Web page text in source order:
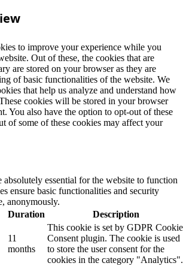
to improve your experience while you
Out of these, the cookies that are
are stored on your browser as they are
of basic functionalities of the website. We
that help us analyze and understand how
cookies will be stored in your browser
You also have the option to opt-out of these
of some of these cookies may affect your
absolutely essential for the website to function
ensure basic functionalities and security
anonymously.
Duration Description
11
months
This cookie is set by GDPR Cookie
Consent plugin. The cookie is used
to store the user consent for the
cookies in the category "Analytics".